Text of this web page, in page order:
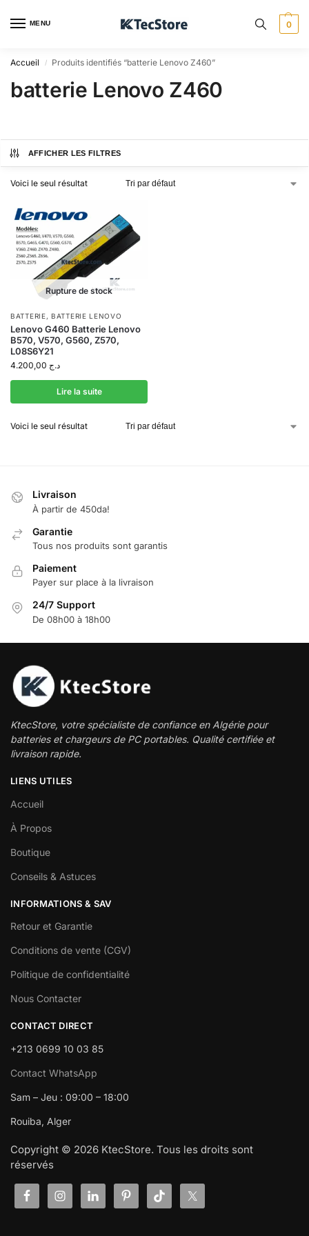
MENU 0
Accueil / Produits identifiés “batterie Lenovo Z460”
batterie Lenovo Z460
AFFICHER LES FILTRES
Voici le seul résultat
Rupture de stock
BATTERIE, BATTERIE LENOVO
Lenovo G460 Batterie Lenovo
B570, V570, G560, Z570,
L08S6Y21
د.ج
Lire la suite
Voici le seul résultat
Livraison
À partir de 450da!
Garantie
Tous nos produits sont garantis
Paiement
Payer sur place à la livraison
24/7 Support
De 08h00 à 18h00
KtecStore, votre spécialiste de confiance en Algérie pour
batteries et chargeurs de PC portables. Qualité certifiée et
livraison rapide.
LIENS UTILES
Accueil
À Propos
Boutique
Conseils & Astuces
INFORMATIONS & SAV
Retour et Garantie
Conditions de vente (CGV)
Politique de confidentialité
Nous Contacter
CONTACT DIRECT
+213 0699 10 03 85
Contact WhatsApp
Sam – Jeu : 09:00 – 18:00
Rouiba, Alger
Copyright © 2026 KtecStore. Tous les droits sont
réservés